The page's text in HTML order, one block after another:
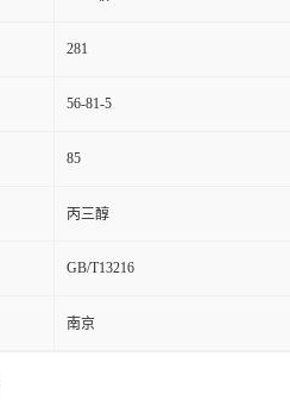
281
56-81-5
85
丙三醇
GB/T13216
南京